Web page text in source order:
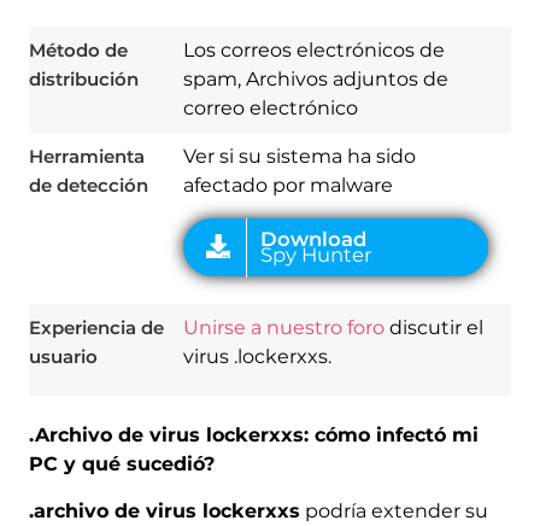
Método de
distribución
Los correos electrónicos de
spam, Archivos adjuntos de
correo electrónico
Herramienta
de detección
Ver si su sistema ha sido
afectado por malware
Experiencia de
usuario
Unirse a nuestro forodiscutir el
virus .lockerxxs.
.Archivo de virus lockerxxs: cómo infectó mi
PC y qué sucedió?
.archivo de virus lockerxxs podría extender su